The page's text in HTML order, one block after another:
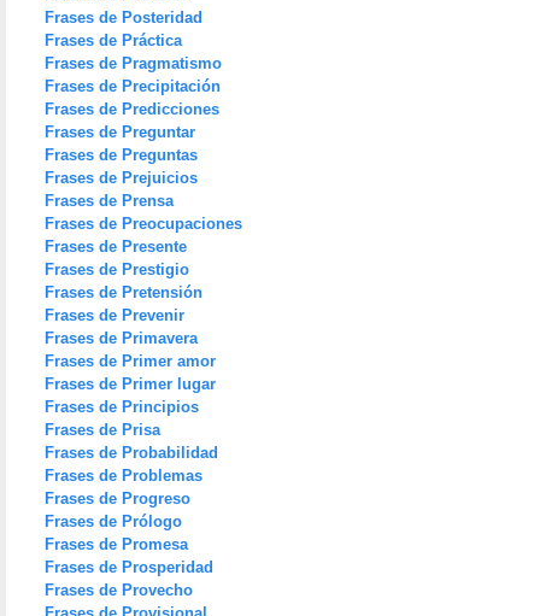
Frases de Posteridad
Frases de Práctica
Frases de Pragmatismo
Frases de Precipitación
Frases de Predicciones
Frases de Preguntar
Frases de Preguntas
Frases de Prejuicios
Frases de Prensa
Frases de Preocupaciones
Frases de Presente
Frases de Prestigio
Frases de Pretensión
Frases de Prevenir
Frases de Primavera
Frases de Primer amor
Frases de Primer lugar
Frases de Principios
Frases de Prisa
Frases de Probabilidad
Frases de Problemas
Frases de Progreso
Frases de Prólogo
Frases de Promesa
Frases de Prosperidad
Frases de Provecho